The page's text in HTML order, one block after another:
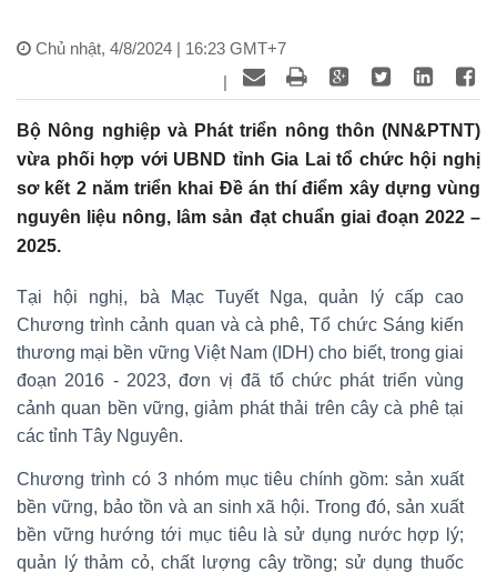
Chủ nhật, 4/8/2024 | 16:23 GMT+7
|
Bộ Nông nghiệp và Phát triển nông thôn (NN&PTNT)
vừa phối hợp với UBND tỉnh Gia Lai tổ chức hội nghị
sơ kết 2 năm triển khai Đề án thí điểm xây dựng vùng
nguyên liệu nông, lâm sản đạt chuẩn giai đoạn 2022 –
2025.
Tại hội nghị, bà Mạc Tuyết Nga, quản lý cấp cao
Chương trình cảnh quan và cà phê, Tổ chức Sáng kiến
thương mại bền vững Việt Nam (IDH) cho biết, trong giai
đoạn 2016 - 2023, đơn vị đã tổ chức phát triển vùng
cảnh quan bền vững, giảm phát thải trên cây cà phê tại
các tỉnh Tây Nguyên.
Chương trình có 3 nhóm mục tiêu chính gồm: sản xuất
bền vững, bảo tồn và an sinh xã hội. Trong đó, sản xuất
bền vững hướng tới mục tiêu là sử dụng nước hợp lý;
quản lý thảm cỏ, chất lượng cây trồng; sử dụng thuốc